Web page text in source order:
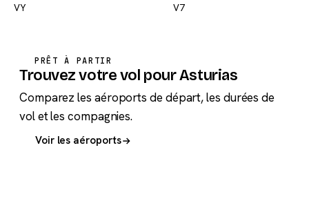
VY V7
PRÊT À PARTIR
Trouvez votre vol pour Asturias
Comparez les aéroports de départ, les durées de
vol et les compagnies.
Voir les aéroports